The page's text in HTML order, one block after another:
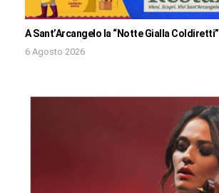
A Sant’Arcangelo la “Notte Gialla Coldiretti”
6 Agosto 2026